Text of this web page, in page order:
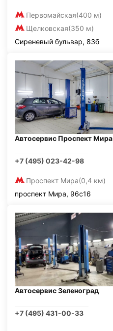
Первомайская(400 м)
Щелковская(350 м)
Сиреневый бульвар, 83б
Автосервис Проспект Мира
+7 (495) 023-42-98
Проспект Мира(0,4 км)
проспект Мира, 96с16
Автосервис Зеленоград
+7 (495) 431-00-33